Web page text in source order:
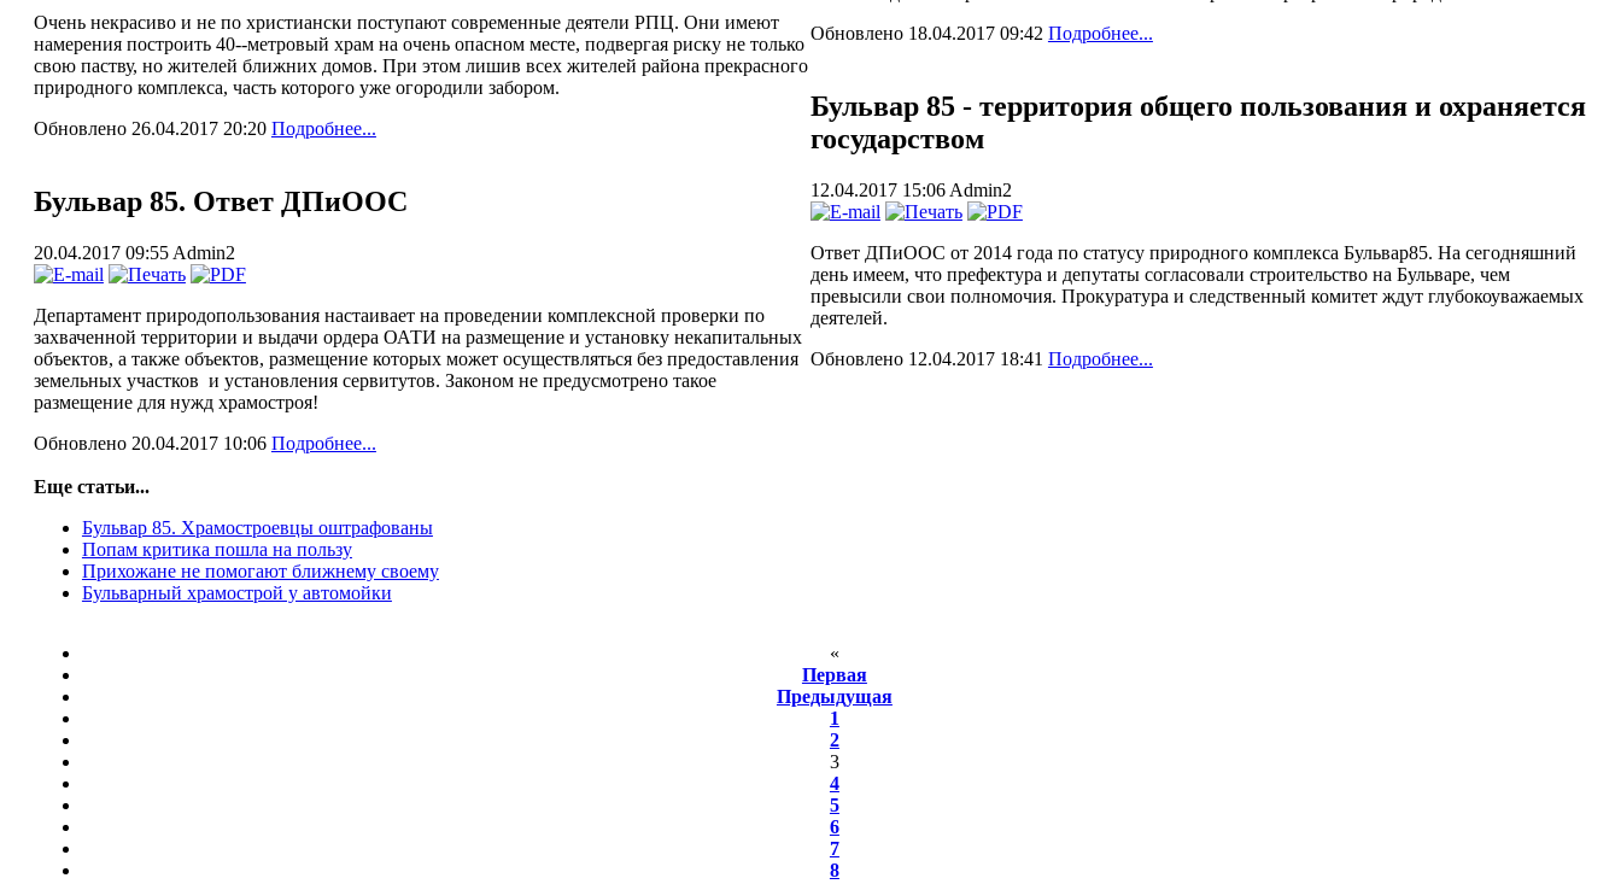
Очень некрасиво и не по христиански поступают современные деятели РПЦ. Они имеют
намерения построить 40--метровый храм на очень опасном месте, подвергая риску не только
свою паству, но жителей ближних домов. При этом лишив всех жителей района прекрасного
природного комплекса, часть которого уже огородили забором.
Обновлено 26.04.2017 20:20 Подробнее...
Бульвар 85. Ответ ДПиООС
20.04.2017 09:55 Admin2
Департамент природопользования настаивает на проведении комплексной проверки по
захваченной территории и выдачи ордера ОАТИ на размещение и установку некапитальных
объектов, а также объектов, размещение которых может осуществляться без предоставления
земельных участков и установления сервитутов. Законом не предусмотрено такое
размещение для нужд храмостроя!
Обновлено 20.04.2017 10:06 Подробнее...
Обновлено 18.04.2017 09:42 Подробнее...
Бульвар 85 - территория общего пользования и охраняется
государством
12.04.2017 15:06 Admin2
Ответ ДПиООС от 2014 года по статусу природного комплекса Бульвар85. На сегодняшний
день имеем, что префектура и депутаты согласовали строительство на Бульваре, чем
превысили свои полномочия. Прокуратура и следственный комитет ждут глубокоуважаемых
деятелей.
Обновлено 12.04.2017 18:41 Подробнее...
Еще статьи...
Бульвар 85. Храмостроевцы оштрафованы
Попам критика пошла на пользу
Прихожане не помогают ближнему своему
Бульварный храмострой у автомойки
«
Первая
Предыдущая
1
2
3
4
5
6
7
8